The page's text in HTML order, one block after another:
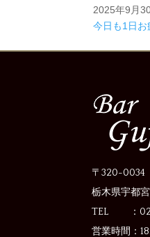
2025年9月
今日も1日お
〒320-0034
栃木県宇都
TEL ：
営業時間：